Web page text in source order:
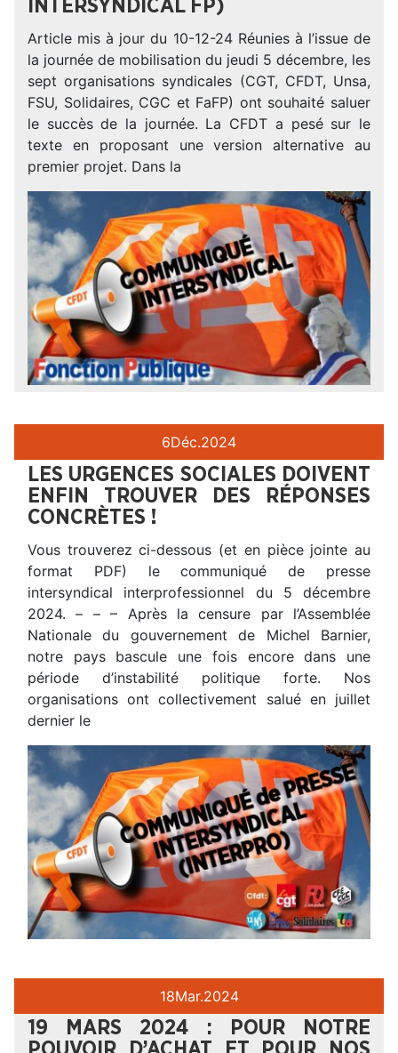
INTERSYNDICAL FP)
Article mis à jour du 10-12-24 Réunies à l’issue de
la journée de mobilisation du jeudi 5 décembre, les
sept organisations syndicales (CGT, CFDT, Unsa,
FSU, Solidaires, CGC et FaFP) ont souhaité saluer
le succès de la journée. La CFDT a pesé sur le
texte en proposant une version alternative au
premier projet. Dans la
6Déc.2024
LES URGENCES SOCIALES DOIVENT
ENFIN TROUVER DES RÉPONSES
CONCRÈTES !
Vous trouverez ci-dessous (et en pièce jointe au
format PDF) le communiqué de presse
intersyndical interprofessionnel du 5 décembre
2024. – – – Après la censure par l’Assemblée
Nationale du gouvernement de Michel Barnier,
notre pays bascule une fois encore dans une
période d’instabilité politique forte. Nos
organisations ont collectivement salué en juillet
dernier le
18Mar.2024
19 MARS 2024 : POUR NOTRE